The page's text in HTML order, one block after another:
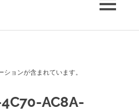
MENU
ョンが含まれています。
AC8A-